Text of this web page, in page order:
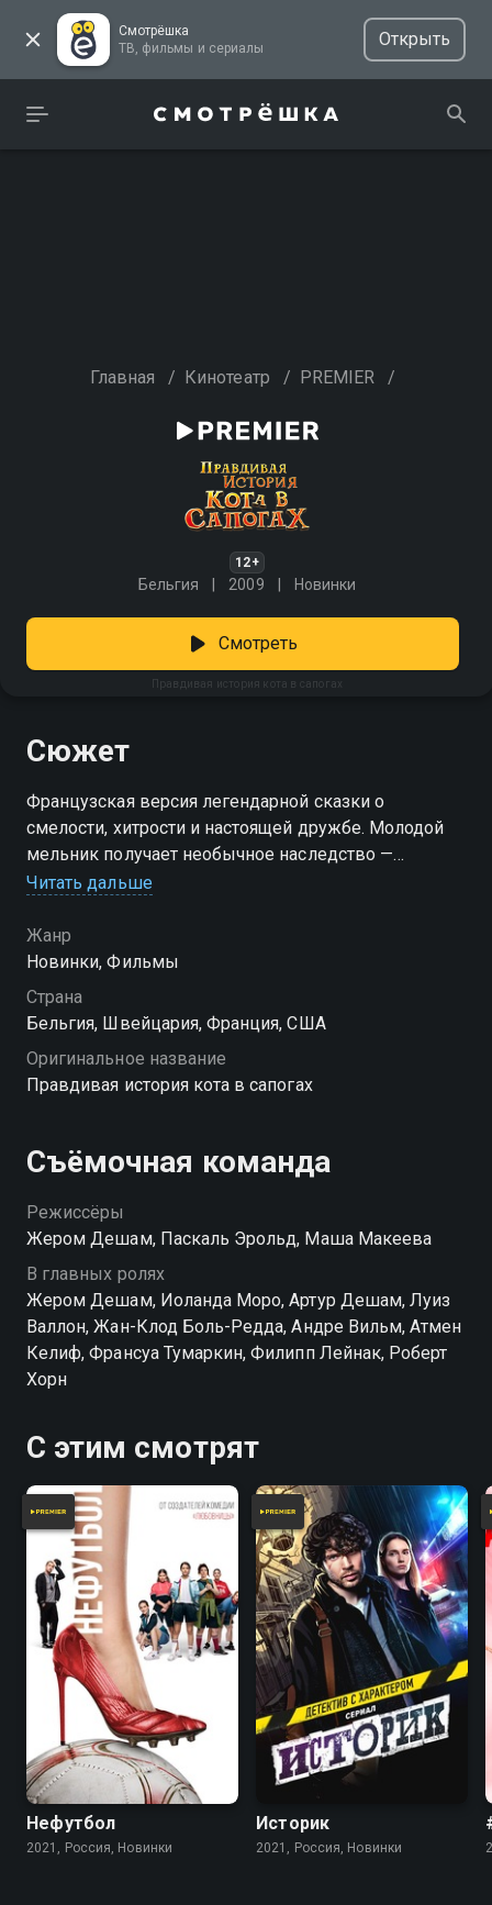
Смотрёшка
ТВ, фильмы и сериалы
Открыть
Главная / Кинотеатр / PREMIER /
12+
Бельгия 2009 Новинки
Правдивая история кота в сапогах
Смотреть
Сюжет
Французская версия легендарной сказки о
смелости, хитрости и настоящей дружбе. Молодой
мельник получает необычное наследство —
говорящего кота в шляпе и сапогах. Необычный
обещает ему помочь покорить сердце прекрасной
принцессы. Однако не только мельник хочет
жениться на королевской дочери: злодеи пойдут на
все, чтобы помешать свадьбе.
Читать дальше
Жанр
Новинки, Фильмы
Страна
Бельгия, Швейцария, Франция, США
Оригинальное название
Правдивая история кота в сапогах
Съёмочная команда
Режиссёры
Жером Дешам, Паскаль Эрольд, Маша Макеева
В главных ролях
Жером Дешам, Иоланда Моро, Артур Дешам, Луиз
Валлон, Жан-Клод Боль-Редда, Андре Вильм, Атмен
Келиф, Франсуа Тумаркин, Филипп Лейнак, Роберт
Хорн
С этим смотрят
Нефутбол
2021, Россия, Новинки
Историк
2021, Россия, Новинки